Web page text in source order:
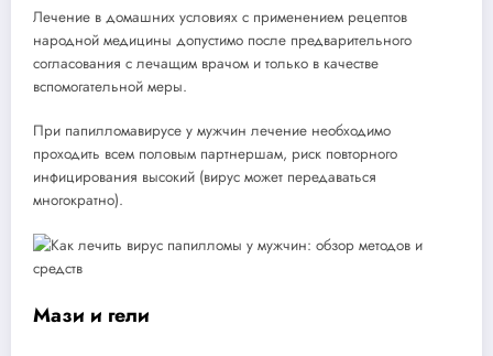
Лечение в домашних условиях с применением рецептов
народной медицины допустимо после предварительного
согласования с лечащим врачом и только в качестве
вспомогательной меры.
При папилломавирусе у мужчин лечение необходимо
проходить всем половым партнершам, риск повторного
инфицирования высокий (вирус может передаваться
многократно).
Мази и гели